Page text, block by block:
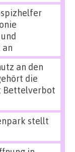
an
an den
die
Bettelverbot
stellt